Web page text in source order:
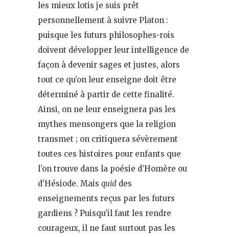
les mieux lotis je suis prêt
personnellement à suivre Platon :
puisque les futurs philosophes-rois
doivent développer leur intelligence de
façon à devenir sages et justes, alors
tout ce qu’on leur enseigne doit être
déterminé à partir de cette finalité.
Ainsi, on ne leur enseignera pas les
mythes mensongers que la religion
transmet ; on critiquera sévèrement
toutes ces histoires pour enfants que
l’on trouve dans la poésie d’Homère ou
d’Hésiode. Mais quid des
enseignements reçus par les futurs
gardiens ? Puisqu’il faut les rendre
courageux, il ne faut surtout pas les